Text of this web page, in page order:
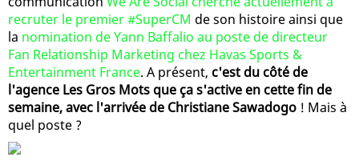
recruter le premier #SuperCM de son histoire ainsi que
la nomination de Yann Baffalio au poste de directeur
Fan Relationship Marketing chez Havas Sports &
Entertainment France. A présent, c'est du côté de
l'agence Les Gros Mots que ça s'active en cette fin de
semaine, avec l'arrivée de Christiane Sawadogo ! Mais à
quel poste ?